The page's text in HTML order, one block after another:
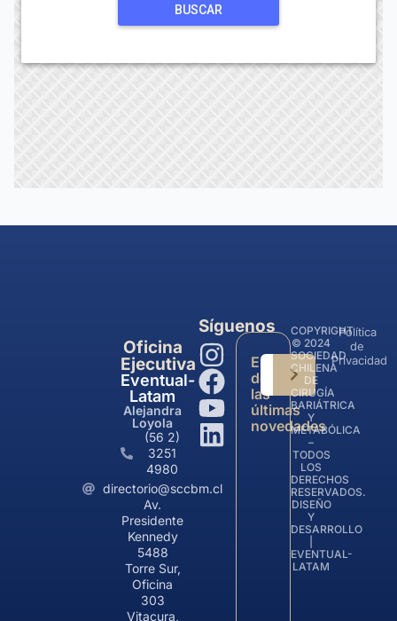
Oficina
Ejecutiva
Eventual-
Latam
Alejandra
Loyola
(56 2)
3251
4980
directorio@sccbm.cl
Av.
Presidente
Kennedy
5488
Torre Sur,
Oficina
303
Vitacura,
Síguenos
Entérate
de
las
últimas
novedades
COPYRIGHT
© 2024
SOCIEDAD
CHILENA
DE
CIRUGÍA
BARIÁTRICA
Y
METABÓLICA
–
TODOS
LOS
DERECHOS
RESERVADOS.
DISEÑO
Y
DESARROLLO
EVENTUAL-
LATAM
Política
de
Privacidad